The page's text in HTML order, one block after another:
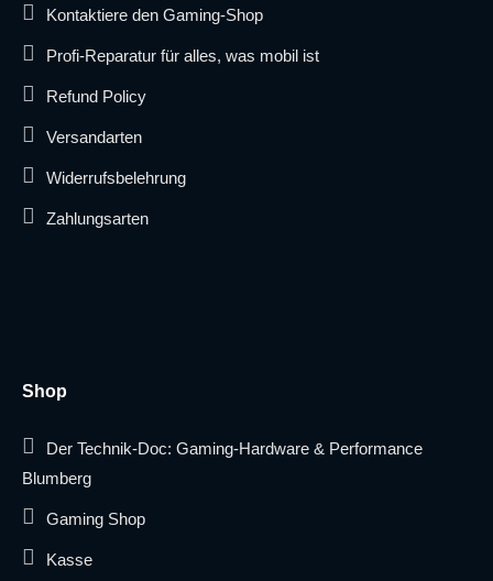
Kontaktiere den Gaming-Shop
Profi-Reparatur für alles, was mobil ist
Refund Policy
Versandarten
Widerrufsbelehrung
Zahlungsarten
Shop
Der Technik-Doc: Gaming-Hardware & Performance
Blumberg
Gaming Shop
Kasse